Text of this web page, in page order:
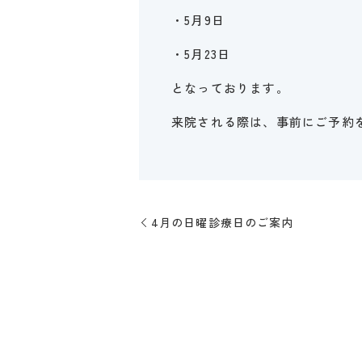
・5月9日
・5月23日
となっております。
来院される際は、事前にご予約
4月の日曜診療日のご案内